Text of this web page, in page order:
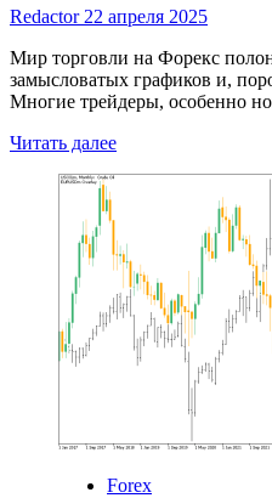
Redactor 22 апреля 2025
Мир торговли на Форекс
замысловатых графиков и,
Многие трейдеры, особенно
Читать далееRead
Безиндикаторные
для
Форекс
Forex